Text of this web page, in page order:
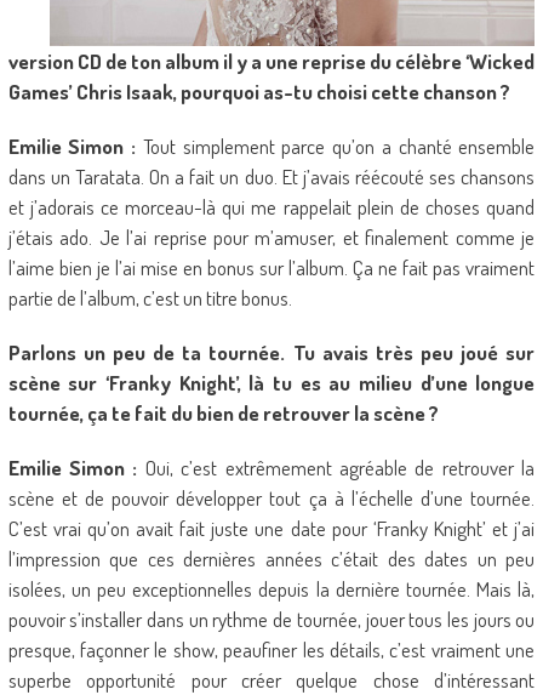
version CD de ton album il y a une reprise du célèbre ‘Wicked
Games’ Chris Isaak, pourquoi as-tu choisi cette chanson ?
Emilie Simon : Tout simplement parce qu’on a chanté ensemble
dans un Taratata. On a fait un duo. Et j’avais réécouté ses chansons
et j’adorais ce morceau-là qui me rappelait plein de choses quand
j’étais ado. Je l’ai reprise pour m’amuser, et finalement comme je
l’aime bien je l’ai mise en bonus sur l’album. Ça ne fait pas vraiment
partie de l’album, c’est un titre bonus.
Parlons un peu de ta tournée. Tu avais très peu joué sur
scène sur ‘Franky Knight’, là tu es au milieu d’une longue
tournée, ça te fait du bien de retrouver la scène ?
Emilie Simon : Oui, c’est extrêmement agréable de retrouver la
scène et de pouvoir développer tout ça à l’échelle d’une tournée.
C’est vrai qu’on avait fait juste une date pour ‘Franky Knight’ et j’ai
l’impression que ces dernières années c’était des dates un peu
isolées, un peu exceptionnelles depuis la dernière tournée. Mais là,
pouvoir s’installer dans un rythme de tournée, jouer tous les jours ou
presque, façonner le show, peaufiner les détails, c’est vraiment une
superbe opportunité pour créer quelque chose d’intéressant